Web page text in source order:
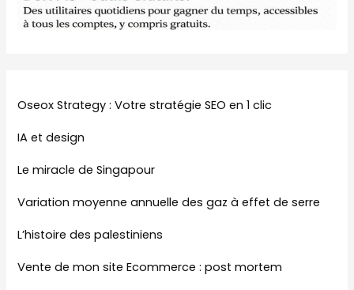
Oseox Strategy : Votre stratégie SEO en 1 clic
IA et design
Le miracle de Singapour
Variation moyenne annuelle des gaz à effet de serre
L’histoire des palestiniens
Vente de mon site Ecommerce : post mortem